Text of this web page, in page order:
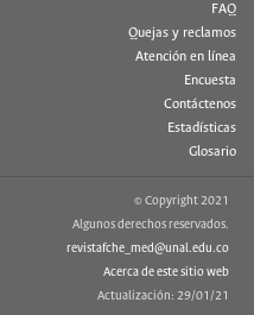
FAQ
Quejas y reclamos
Atención en línea
Encuesta
Contáctenos
Estadísticas
Glosario
© Copyright 2021
Algunos derechos reservados.
revistafche_med@unal.edu.co
Acerca de este sitio web
Actualización: 29/01/21